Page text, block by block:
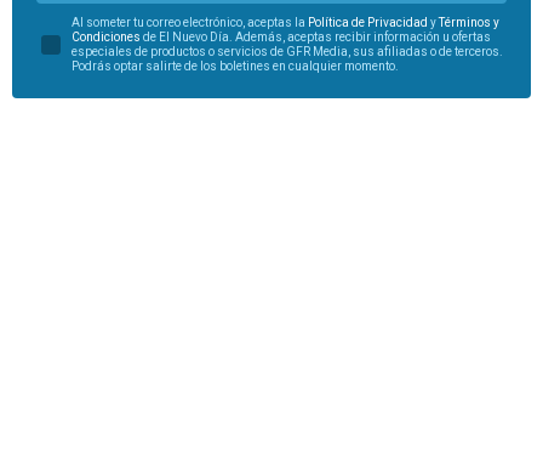
Al someter tu correo electrónico, aceptas la Política de Privacidad yTérminos y
Condiciones de El Nuevo Día. Además, aceptas recibir información u ofertas
especiales de productos o servicios de GFR Media, sus afiliadas o de terceros.
Podrás optar salirte de los boletines en cualquier momento.